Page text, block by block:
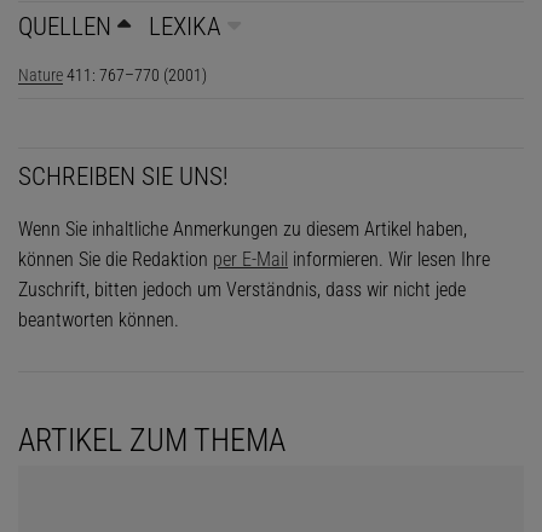
QUELLEN LEXIKA
Nature411: 767–770 (2001)
SCHREIBEN SIE UNS!
Wenn Sie inhaltliche Anmerkungen zu diesem Artikel haben,
können Sie die Redaktion per E-Mail informieren. Wir lesen Ihre
Zuschrift, bitten jedoch um Verständnis, dass wir nicht jede
beantworten können.
ARTIKEL ZUM THEMA